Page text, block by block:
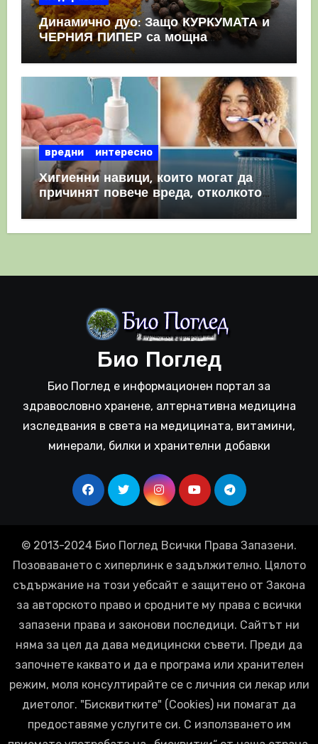
Динамично дуо: Защо КУРКУМАТА и
ЧЕРНИЯ ПИПЕР са мощна
комбинация
вредни интересно
Хигиенни навици, които могат да
причинят повече вреда, отколкото
полза
Био Поглед
Био Поглед е информационен портал за
здравословно хранене, алтернативна медицина
изследвания в света на медицината, витамини,
минерали, билки и хранителни добавки
© 2013-2024 Био Поглед Всички Права Запазени.
Позоваването с хиперлинк е задължително. Цялото
съдържание на този уебсайт е защитено от Закона
за авторското право и сродните му права с всички
запазени права и законови последици. Сайтът ни
няма за цел да дава медицински съвети. Преди да
започнете каквато и да е програма или хранителен
режим, моля консултирайте се с личния си лекар или
диетолог. "Бисквитките" (Cookies) ни помагат да
предоставяме услугите си. С използването им